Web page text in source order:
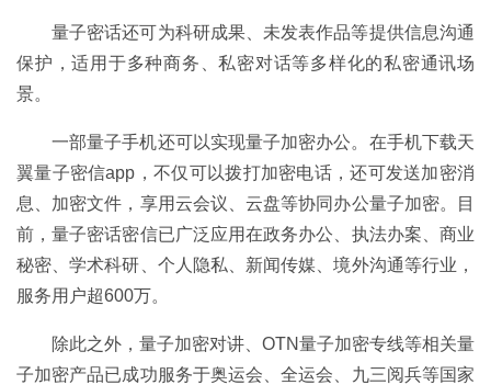
量子密话还可为科研成果、未发表作品等提供信息沟通
保护，适用于多种商务、私密对话等多样化的私密通讯场
景。
一部量子手机还可以实现量子加密办公。在手机下载天
翼量子密信app，不仅可以拨打加密电话，还可发送加密消
息、加密文件，享用云会议、云盘等协同办公量子加密。目
前，量子密话密信已广泛应用在政务办公、执法办案、商业
秘密、学术科研、个人隐私、新闻传媒、境外沟通等行业，
服务用户超600万。
除此之外，量子加密对讲、OTN量子加密专线等相关量
子加密产品已成功服务于奥运会、全运会、九三阅兵等国家